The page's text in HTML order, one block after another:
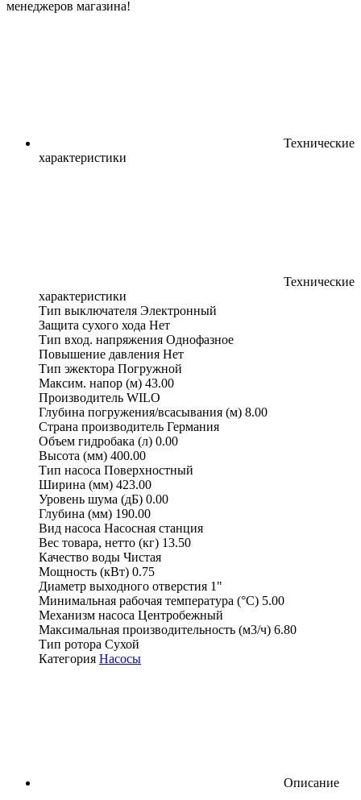
менеджеров магазина!
Технические
характеристики
Технические
характеристики
Тип выключателя Электронный
Защита сухого хода Нет
Тип вход. напряжения Однофазное
Повышение давления Нет
Тип эжектора Погружной
Максим. напор (м) 43.00
Производитель WILO
Глубина погружения/всасывания (м) 8.00
Страна производитель Германия
Объем гидробака (л) 0.00
Высота (мм) 400.00
Тип насоса Поверхностный
Ширина (мм) 423.00
Уровень шума (дБ) 0.00
Глубина (мм) 190.00
Вид насоса Насосная станция
Вес товара, нетто (кг) 13.50
Качество воды Чистая
Мощность (кВт) 0.75
Диаметр выходного отверстия 1"
Минимальная рабочая температура (°С) 5.00
Механизм насоса Центробежный
Максимальная производительность (м3/ч) 6.80
Тип ротора Сухой
Категория Насосы
Описание